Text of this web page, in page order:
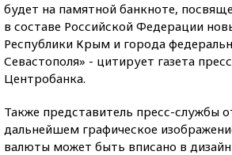
будет на памятной банкноте,
в составе Российской Федерации
Республики Крым и города
Севастополя» - цитирует газета
Центробанка.
Также представитель пресс-службы
дальнейшем графическое
валюты может быть вписано в